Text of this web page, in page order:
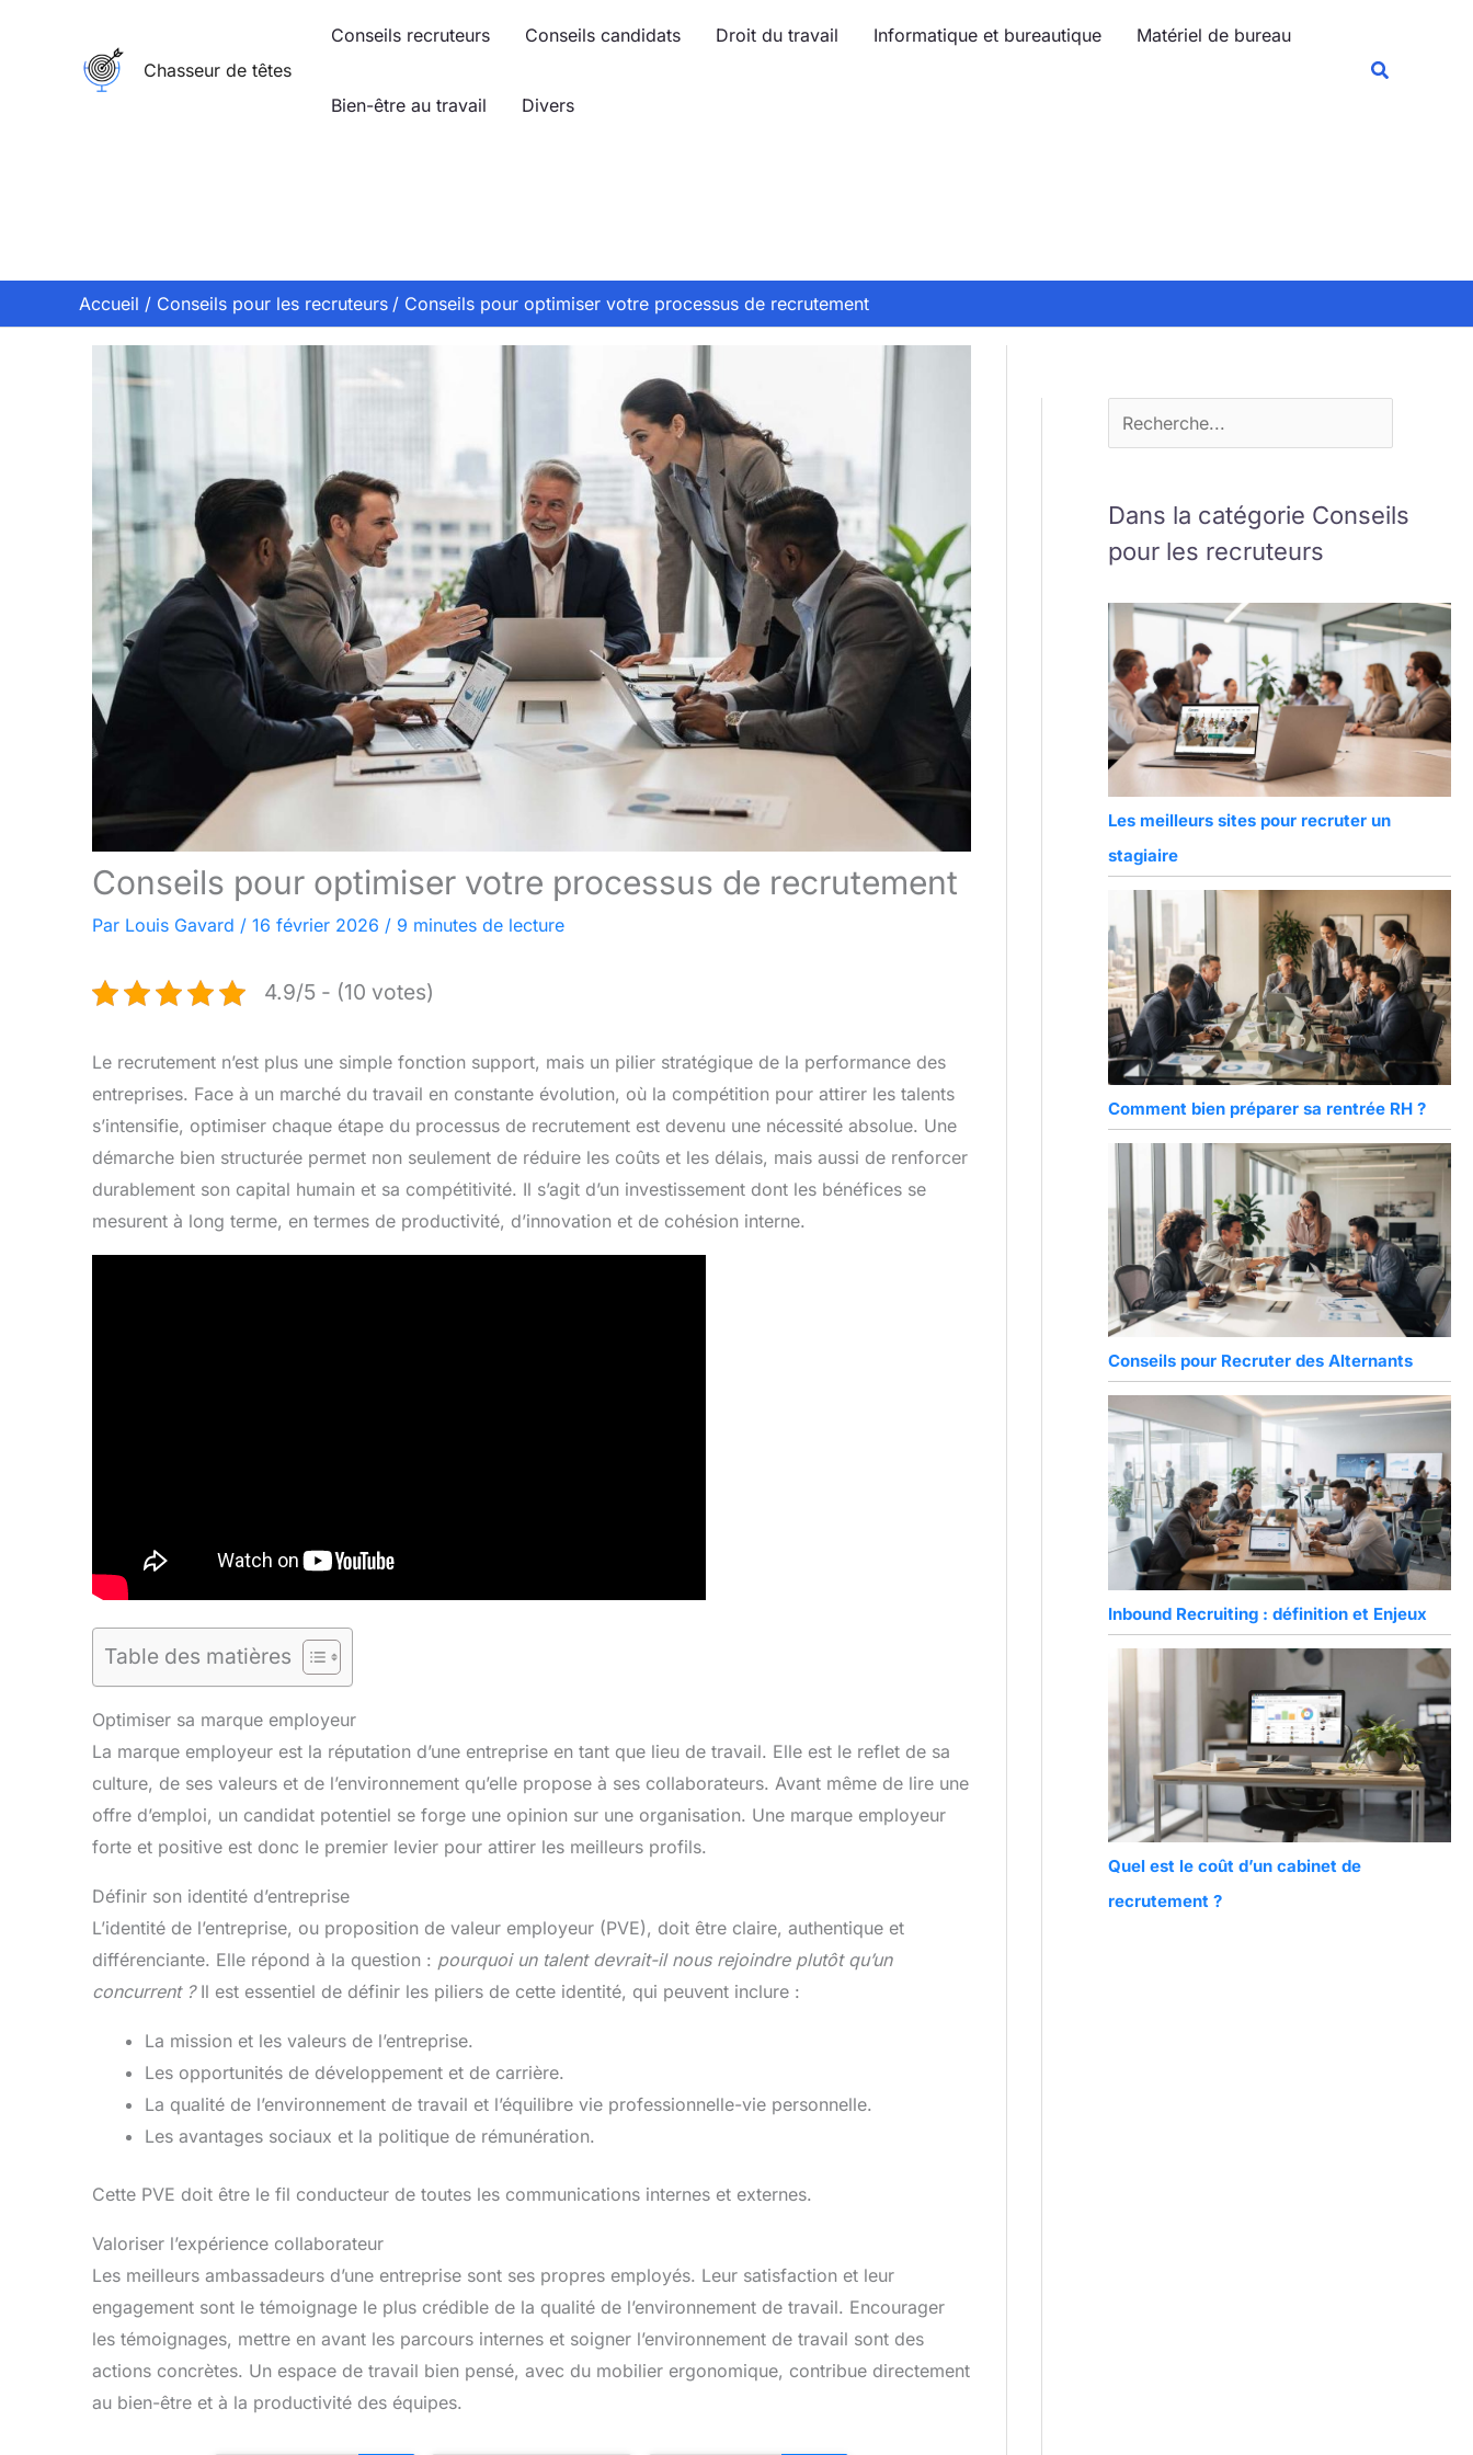
Chasseur de têtes
Conseils recruteurs Conseils candidats Droit du travail Informatique et bureautique Matériel de bureau
Bien-être au travail Divers
Accueil Conseils pour les recruteurs Conseils pour optimiser votre processus de recrutement
Conseils pour optimiser votre processus de recrutement
Par Louis Gavard / 16 février 2026 / 9 minutes de lecture
4.9/5 - (10 votes)
Le recrutement n’est plus une simple fonction support, mais un pilier stratégique de la performance des
entreprises. Face à un marché du travail en constante évolution, où la compétition pour attirer les talents
s’intensifie, optimiser chaque étape du processus de recrutement est devenu une nécessité absolue. Une
démarche bien structurée permet non seulement de réduire les coûts et les délais, mais aussi de renforcer
durablement son capital humain et sa compétitivité. Il s’agit d’un investissement dont les bénéfices se
mesurent à long terme, en termes de productivité, d’innovation et de cohésion interne.
Table des matières
Optimiser sa marque employeur
La marque employeur est la réputation d’une entreprise en tant que lieu de travail. Elle est le reflet de sa
culture, de ses valeurs et de l’environnement qu’elle propose à ses collaborateurs. Avant même de lire une
offre d’emploi, un candidat potentiel se forge une opinion sur une organisation. Une marque employeur
forte et positive est donc le premier levier pour attirer les meilleurs profils.
Définir son identité d’entreprise
L’identité de l’entreprise, ou proposition de valeur employeur (PVE), doit être claire, authentique et
différenciante. Elle répond à la question : pourquoi un talent devrait-il nous rejoindre plutôt qu’un
concurrent ?Il est essentiel de définir les piliers de cette identité, qui peuvent inclure :
La mission et les valeurs de l’entreprise.
Les opportunités de développement et de carrière.
La qualité de l’environnement de travail et l’équilibre vie professionnelle-vie personnelle.
Les avantages sociaux et la politique de rémunération.
Cette PVE doit être le fil conducteur de toutes les communications internes et externes.
Valoriser l’expérience collaborateur
Les meilleurs ambassadeurs d’une entreprise sont ses propres employés. Leur satisfaction et leur
engagement sont le témoignage le plus crédible de la qualité de l’environnement de travail. Encourager
les témoignages, mettre en avant les parcours internes et soigner l’environnement de travail sont des
actions concrètes. Un espace de travail bien pensé, avec du mobilier ergonomique, contribue directement
au bien-être et à la productivité des équipes.
r
Dans la catégorie Conseils
pour les recruteurs
Les meilleurs sites pour recruter un
stagiaire
Comment bien préparer sa rentrée RH ?
Conseils pour Recruter des Alternants
Inbound Recruiting : définition et Enjeux
Quel est le coût d’un cabinet de
recrutement ?